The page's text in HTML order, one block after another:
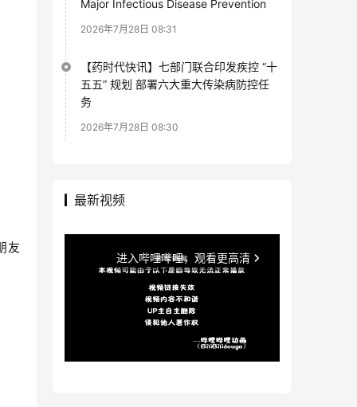
友
Major Infectious Disease Prevention
2026年7月28日 08:31
【药时代快讯】七部门联合印发疾控 “十
五五” 规划 部署六大重大传染病防控任
务
2026年7月28日 08:30
最新视频